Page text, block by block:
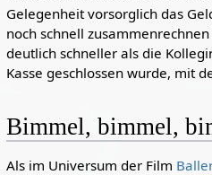
Gelegenheit vorsorglich das
noch schnell
deutlich schneller als die
Kasse geschlossen wurde, mit
Bimmel, bimmel,
Als im Universum der Film